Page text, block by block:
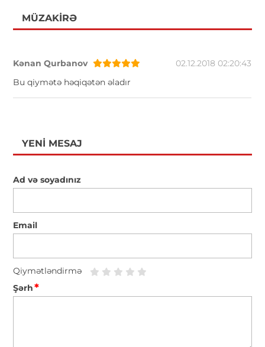
MÜZAKIRƏ
Kənan Qurbanov
02.12.2018 02:20:43
Bu qiymətə həqiqətən əladır
YENI MESAJ
Ad və soyadınız
Email
Qiymətləndirmə
Şərh*